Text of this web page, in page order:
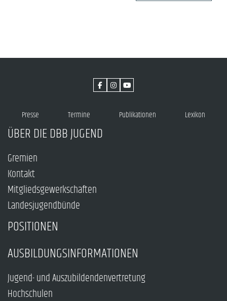
Presse Termine Publikationen Lexikon
ÜBER DIE DBB JUGEND
Gremien
Kontakt
Mitgliedsgewerkschaften
Landesjugendbünde
POSITIONEN
AUSBILDUNGSINFORMATIONEN
Jugend- und Auszubildendenvertretung
Hochschulen